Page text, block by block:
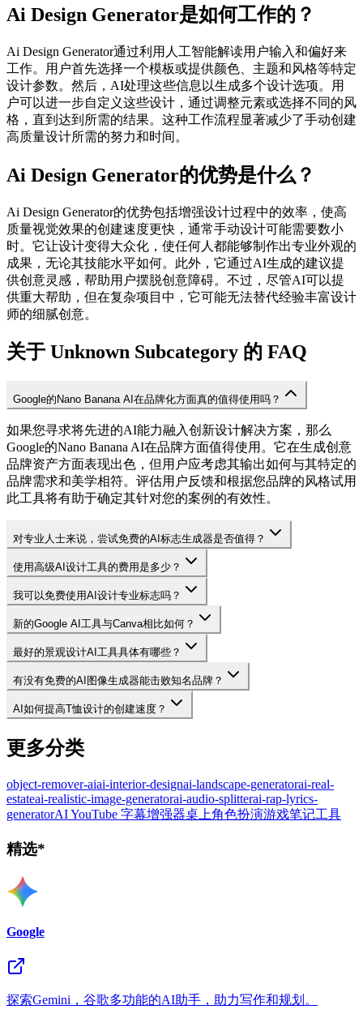
Ai Design Generator是如何工作的？
Ai Design Generator通过利用人工智能解读用户输入和偏好来
工作。用户首先选择一个模板或提供颜色、主题和风格等特定
设计参数。然后，AI处理这些信息以生成多个设计选项。用
户可以进一步自定义这些设计，通过调整元素或选择不同的风
格，直到达到所需的结果。这种工作流程显著减少了手动创建
高质量设计所需的努力和时间。
Ai Design Generator的优势是什么？
Ai Design Generator的优势包括增强设计过程中的效率，使高
质量视觉效果的创建速度更快，通常手动设计可能需要数小
时。它让设计变得大众化，使任何人都能够制作出专业外观的
成果，无论其技能水平如何。此外，它通过AI生成的建议提
供创意灵感，帮助用户摆脱创意障碍。不过，尽管AI可以提
供重大帮助，但在复杂项目中，它可能无法替代经验丰富设计
师的细腻创意。
关于 Unknown Subcategory 的 FAQ
Google的Nano Banana AI在品牌化方面真的值得使用吗？
如果您寻求将先进的AI能力融入创新设计解决方案，那么
Google的Nano Banana AI在品牌方面值得使用。它在生成创意
品牌资产方面表现出色，但用户应考虑其输出如何与其特定的
品牌需求和美学相符。评估用户反馈和根据您品牌的风格试用
此工具将有助于确定其针对您的案例的有效性。
对专业人士来说，尝试免费的AI标志生成器是否值得？
使用高级AI设计工具的费用是多少？
我可以免费使用AI设计专业标志吗？
新的Google AI工具与Canva相比如何？
最好的景观设计AI工具具体有哪些？
有没有免费的AI图像生成器能击败知名品牌？
AI如何提高T恤设计的创建速度？
更多分类
object-remover-aiai-interior-designai-landscape-generatorai-real-
estateai-realistic-image-generatorai-audio-splitterai-rap-lyrics-
generatorAI YouTube 字幕增强器桌上角色扮演游戏笔记工具
精选*
Google
探索Gemini，谷歌多功能的AI助手，助力写作和规划。